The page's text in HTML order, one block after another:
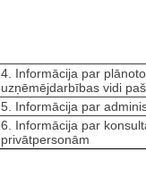
4. Informācija par
uzņēmējdarbības vidi
5. Informācija par
6. Informācija par
privātpersonām